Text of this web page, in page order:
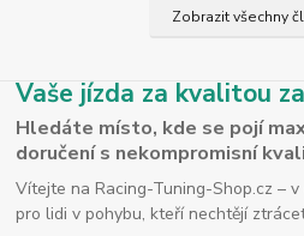
Zobrazit všechny
Vaše jízda za kvalitou
Hledáte místo, kde se pojí
doručení s nekompromisní
Vítejte na Racing-Tuning-Shop.cz –
pro lidi v pohybu, kteří nechtějí